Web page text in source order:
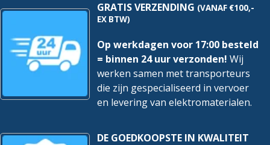
GRATIS VERZENDING (VANAF €100,-
EX BTW)
Op werkdagen voor 17:00 besteld
= binnen 24 uur verzonden! Wij
werken samen met transporteurs
die zijn gespecialiseerd in vervoer
en levering van elektromaterialen.
DE GOEDKOOPSTE IN KWALITEIT